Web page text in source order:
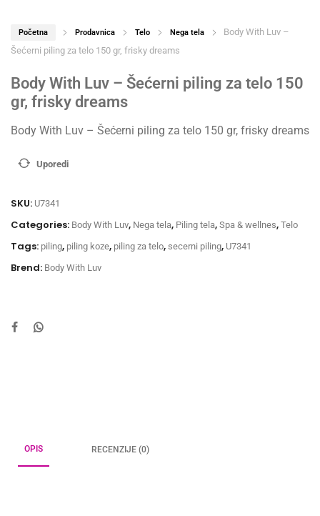
Početna Prodavnica Telo Nega tela
Body With Luv –
Šećerni piling za telo 150 gr, frisky dreams
Body With Luv – Šećerni piling za telo 150
gr, frisky dreams
Body With Luv – Šećerni piling za telo 150 gr, frisky dreams
Uporedi
SKU: U7341
Categories: Body With Luv, Nega tela, Piling tela, Spa & wellnes, Telo
Tags: piling, piling koze, piling za telo, secerni piling, U7341
Brend: Body With Luv
OPIS RECENZIJE (0)